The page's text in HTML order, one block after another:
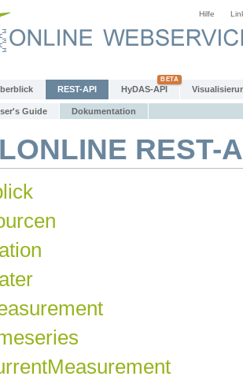
Hilfe
REST-API HyDAS-API
Guide Dokumentation